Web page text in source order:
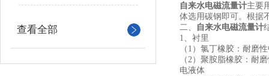
查看全部
自来水电磁流量计主要
体选用碳钢即可。根据
二、
自来水电磁流量计
1、衬里
（1）氯丁橡胶：耐磨
（2）聚胺脂橡胶：耐
电液体